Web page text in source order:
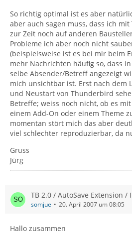
So richtig optimal ist es aber
aber auch sagen muss, dass ich
zur Zeit noch auf anderen
Probleme ich aber noch nicht
(beispielsweise ist es bei mir beim
mehr Nachrichten häufig so, dass
selbe Absender/Betreff angezeigt
mich unsichtbar ist. Erst nach dem
und Neustart von Thunderbird
Betreffe; weiss noch nicht, ob es
einem Add-On oder einem Theme
momentan stört mich das aber
viel schlechter reproduzierbar, da
Gruss
Jürg
TB 2.0 / AutoSave Extension /
somjue 20. April 2007 um 08:05
Hallo zusammen